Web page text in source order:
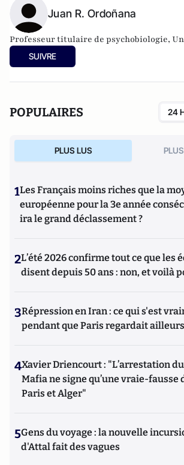
Juan R. Ordoñana
Professeur titulaire de psychobiologie,
SUIVRE
POPULAIRES 24
PLUS LUS
1Les Français moins riches que la
européenne pour la 3e année
ira le grand déclassement ?
2L’été 2026 confirme tout ce que les
disent depuis 50 ans : non, et voilà
3Répression en Iran : ce qui s'est
pendant que Paris regardait ailleurs
4Xavier Driencourt : "L’arrestation
Mafia ne signe qu’une vraie-fausse
Paris et Alger"
5Gens du voyage : la nouvelle
d'Attal fait des vagues